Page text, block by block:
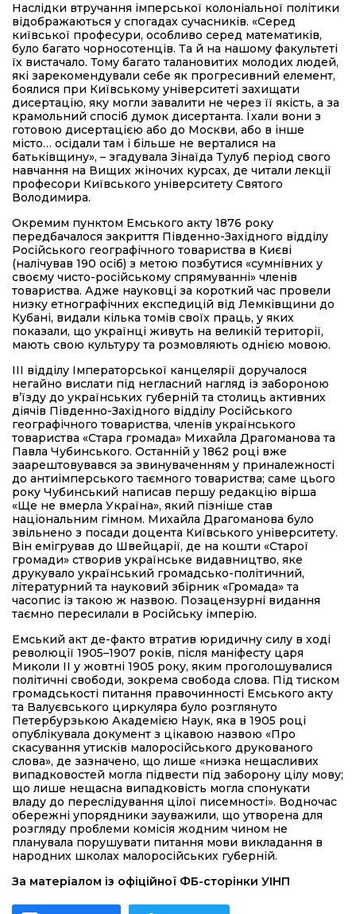
Наслідки втручання імперської колоніальної політики
відображаються у спогадах сучасників. «Серед
київської професури, особливо серед математиків,
було багато чорносотенців. Та й на нашому факультеті
їх вистачало. Тому багато талановитих молодих людей,
які зарекомендували себе як прогресивний елемент,
боялися при Київському університеті захищати
дисертацію, яку могли завалити не через її якість, а за
крамольний спосіб думок дисертанта. Їхали вони з
готовою дисертацією або до Москви, або в інше
місто… осідали там і більше не верталися на
батьківщину», – згадувала Зінаїда Тулуб період свого
навчання на Вищих жіночих курсах, де читали лекції
професори Київського університету Святого
Володимира.
Окремим пунктом Емського акту 1876 року
передбачалося закриття Південно-Західного відділу
Російського географічного товариства в Києві
(налічував 190 осіб) з метою позбутися «сумнівних у
своєму чисто-російському спрямуванні» членів
товариства. Адже науковці за короткий час провели
низку етнографічних експедицій від Лемківщини до
Кубані, видали кілька томів своїх праць, у яких
показали, що українці живуть на великій території,
мають свою культуру та розмовляють однією мовою.
ІІІ відділу Імператорської канцелярії доручалося
негайно вислати під негласний нагляд із забороною
в’їзду до українських губерній та столиць активних
діячів Південно-Західного відділу Російського
географічного товариства, членів українського
товариства «Стара громада» Михайла Драгоманова та
Павла Чубинського. Останній у 1862 році вже
заарештовувався за звинуваченням у приналежності
до антиімперського таємного товариства; саме цього
року Чубинський написав першу редакцію вірша
«Ще не вмерла Україна», який пізніше став
національним гімном. Михайла Драгоманова було
звільнено з посади доцента Київського університету.
Він емігрував до Швейцарії, де на кошти «Старої
громади» створив українське видавництво, яке
друкувало український громадсько-політичний,
літературний та науковий збірник «Громада» та
часопис із такою ж назвою. Позацензурні видання
таємно пересилали в Російську імперію.
Емський акт де-факто втратив юридичну силу в ході
революції 1905–1907 років, після маніфесту царя
Миколи ІІ у жовтні 1905 року, яким проголошувалися
політичні свободи, зокрема свобода слова. Під тиском
громадськості питання правочинності Емського акту
та Валуєвського циркуляра було розглянуто
Петербурзькою Академією Наук, яка в 1905 році
опублікувала документ з цікавою назвою «Про
скасування утисків малоросійського друкованого
слова», де зазначено, що лише «низка нещасливих
випадковостей могла підвести під заборону цілу мову;
що лише нещасна випадковість могла спонукати
владу до переслідування цілої писемності». Водночас
обережні упорядники зауважили, що утворена для
розгляду проблеми комісія жодним чином не
планувала порушувати питання мови викладання в
народних школах малоросійських губерній.
За матеріалом із офіційної ФБ-сторінки УІНП